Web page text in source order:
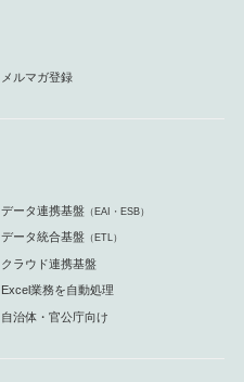
メルマガ登録
データ連携基盤 （EAI・ESB）
データ統合基盤 （ETL）
クラウド連携基盤
Excel業務を自動処理
自治体・官公庁向け